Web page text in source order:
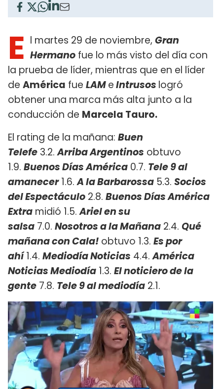
E l martes 29 de noviembre, Gran
Hermano fue lo más visto del día con
la prueba de líder, mientras que en el líder
de América fue LAMeIntrusos logró
obtener una marca más alta junto a la
conducción de Marcela Tauro.
El rating de la mañana: Buen
Telefe 3.2.Arriba Argentinos obtuvo
1.9. Buenos Días América 0.7. Tele 9 al
amanecer1.6.A la Barbarossa 5.3. Socios
del Espectáculo 2.8. Buenos Días América
Extra midió 1.5.Ariel en su
salsa 7.0. Nosotros a la Mañana 2.4. Qué
mañana con Cala! obtuvo 1.3. Es por
ahí1.4. Mediodía Noticias 4.4.América
Noticias Mediodía 1.3. El noticiero de la
gente 7.8. Tele 9 al mediodía 2.1.